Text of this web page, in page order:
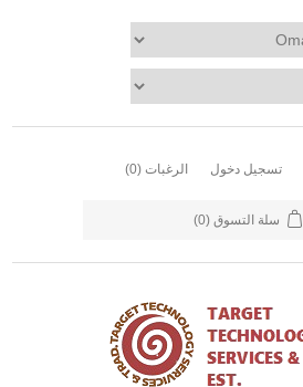
تسجيل دخول الرغبات (0)
سلة التسوق (0)